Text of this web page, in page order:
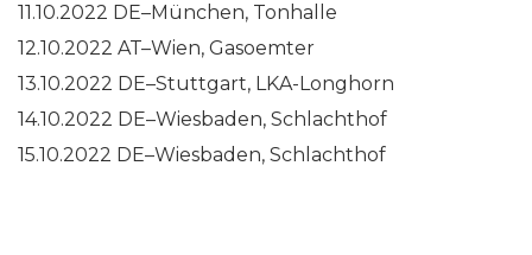
11.10.2022 DE–München, Tonhalle
12.10.2022 AT–Wien, Gasoemter
13.10.2022 DE–Stuttgart, LKA-Longhorn
14.10.2022 DE–Wiesbaden, Schlachthof
15.10.2022 DE–Wiesbaden, Schlachthof